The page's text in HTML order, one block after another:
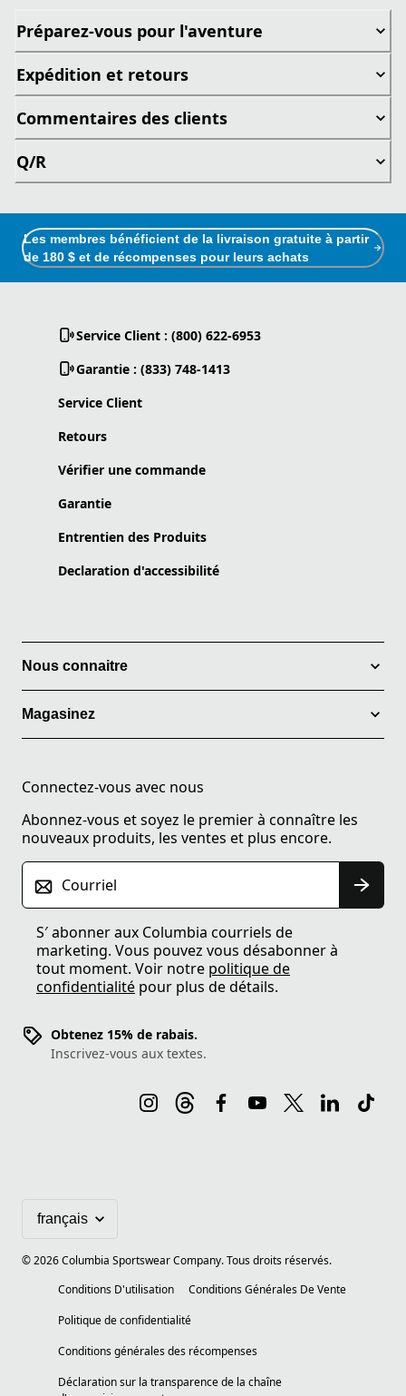
Préparez-vous pour l'aventure
Expédition et retours
Commentaires des clients
Q/R
Les membres bénéficient de la livraison gratuite à partir
de 180 $ et de récompenses pour leurs achats
Service Client : (800) 622-6953
Garantie : (833) 748-1413
Service Client
Retours
Vérifier une commande
Garantie
Entrentien des Produits
Declaration d'accessibilité
Nous connaitre
Magasinez
Connectez-vous avec nous
Abonnez-vous et soyez le premier à connaître les
nouveaux produits, les ventes et plus encore.
Courriel
S′ abonner aux Columbia courriels de
marketing. Vous pouvez vous désabonner à
tout moment. Voir notre politique de
confidentialité pour plus de détails.
Obtenez 15% de rabais.
Inscrivez-vous aux textes.
©2026Columbia Sportswear Company. Tous droits réservés.
Conditions D'utilisation
Conditions Générales De Vente
Politique de confidentialité
Conditions générales des récompenses
Déclaration sur la transparence de la chaîne